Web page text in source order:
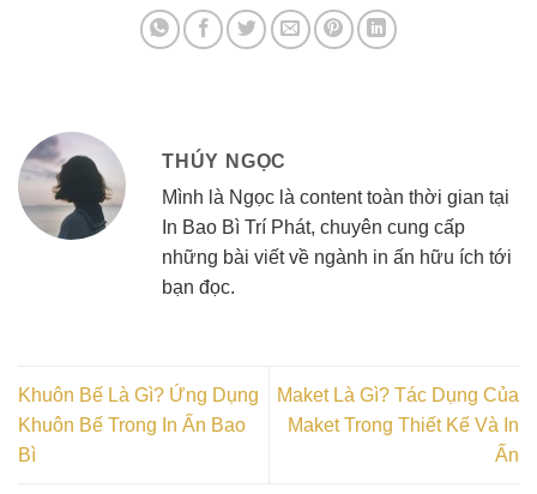
THÚY NGỌC
Mình là Ngọc là content toàn thời gian tại
In Bao Bì Trí Phát, chuyên cung cấp
những bài viết về ngành in ấn hữu ích tới
bạn đọc.
Khuôn Bế Là Gì? Ứng Dụng
Khuôn Bế Trong In Ấn Bao
Bì
Maket Là Gì? Tác Dụng Của
Maket Trong Thiết Kế Và In
Ấn